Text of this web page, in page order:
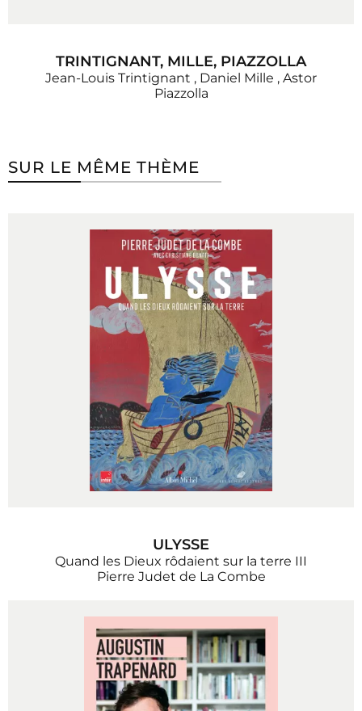
TRINTIGNANT, MILLE, PIAZZOLLA
Jean-Louis Trintignant , Daniel Mille , Astor
Piazzolla
SUR LE MÊME THÈME
ULYSSE
Quand les Dieux rôdaient sur la terre III
Pierre Judet de La Combe